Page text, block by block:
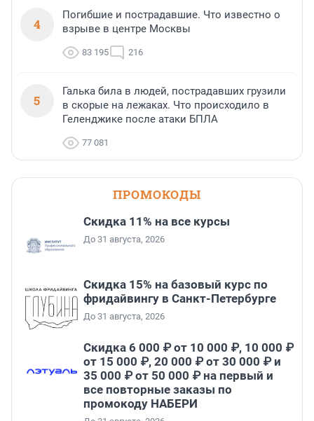
4
Погибшие и пострадавшие. Что известно о
взрыве в центре Москвы
83 195 216
5
Галька била в людей, пострадавших грузили
в скорые на лежаках. Что происходило в
Геленджике после атаки БПЛА
77 081
ПРОМОКОДЫ
Скидка 11% на все курсы
До 31 августа, 2026
Скидка 15% на базовый курс по
фридайвингу в Санкт-Петербурге
До 31 августа, 2026
Скидка 6 000 ₽ от 10 000 ₽, 10 000 ₽
от 15 000 ₽, 20 000 ₽ от 30 000 ₽ и
35 000 ₽ от 50 000 ₽ на первый и
все повторные заказы по
промокоду НАБЕРИ